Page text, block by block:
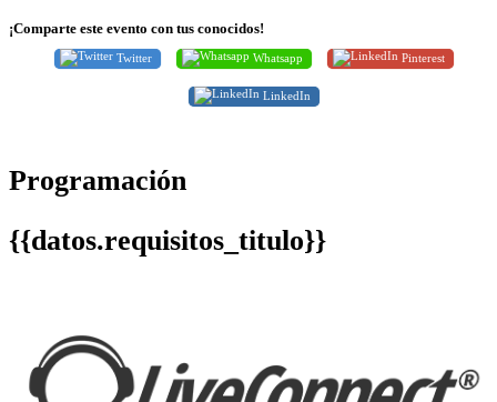
¡Comparte este evento con tus conocidos!
Twitter Whatsapp Pinterest
LinkedIn
Programación
{{datos.requisitos_titulo}}